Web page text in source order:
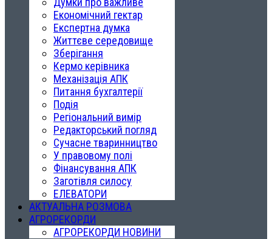
Економічний гектар
Експертна думка
Життєве середовище
Зберігання
Кермо керівника
Механізація АПК
Питання бухгалтерії
Подія
Регіональний вимір
Редакторський погляд
Сучасне тваринництво
У правовому полі
Фінансування АПК
Заготівля силосу
ЕЛЕВАТОРИ
АКТУАЛЬНА РОЗМОВА
АГРОРЕКОРДИ
АГРОРЕКОРДИ НОВИНИ